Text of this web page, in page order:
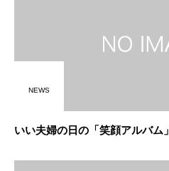
NEWS
いい夫婦の日の「笑顔アルバム」